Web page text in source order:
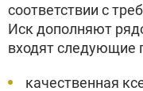
соответствии с
Иск дополняют
входят следующие
качественная